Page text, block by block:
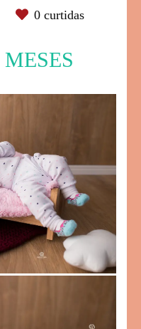
0 curtidas